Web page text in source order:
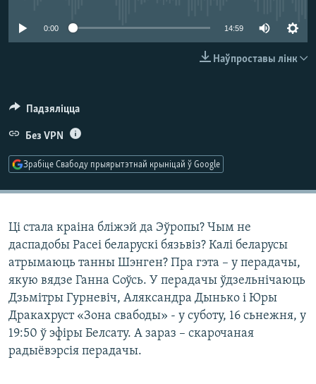
КАЛЯНДАР
НА ХВАЛЯХ СВАБОДЫ
0:00 14:59
Наўпроставы лінк
Падзяліцца
Без VPN
Зрабіце Свабоду прыярытэтнай крыніцай ў Google
Ці стала краіна бліжэй да Эўропы? Чым не
даспадобы Расеі беларускі бязьвіз? Калі беларусы
атрымаюць танны Шэнген? Пра гэта – у перадачы,
якую вядзе Ганна Соўсь. У перадачы ўдзельнічаюць
Дзьмітры Гурневіч, Аляксандра Дынько і Юры
Дракахруст «Зона свабоды» - у суботу, 16 сьнежня, у
19:50 ў эфіры Белсату. А зараз – скарочаная
радыёвэрсія перадачы.